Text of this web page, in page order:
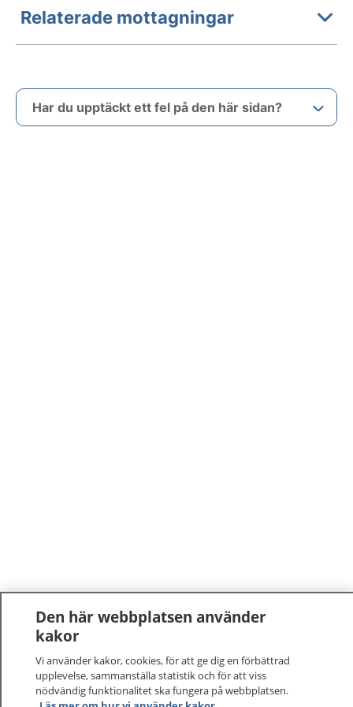
Relaterade mottagningar
Har du upptäckt ett fel på den här sidan?
Den här webbplatsen använder
kakor
Vi använder kakor, cookies, för att ge dig en förbättrad
upplevelse, sammanställa statistik och för att viss
nödvändig funktionalitet ska fungera på webbplatsen.